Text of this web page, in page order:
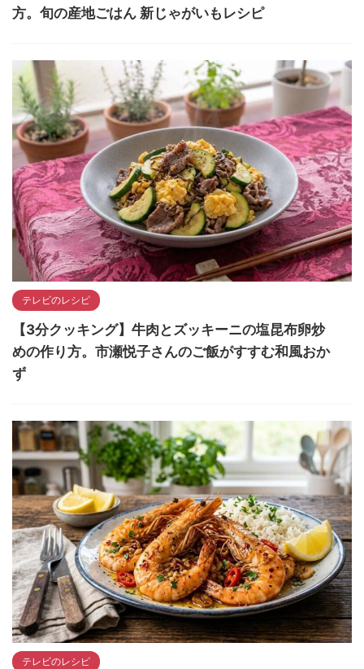
方。旬の産地ごはん 新じゃがいもレシピ
テレビのレシピ
【3分クッキング】牛肉とズッキーニの塩昆布卵炒
めの作り方。市瀬悦子さんのご飯がすすむ和風おか
ず
テレビのレシピ